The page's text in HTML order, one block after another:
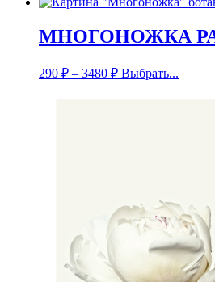
МНОГОНОЖКА
290 ₽ – 3480 ₽ Выбрать...